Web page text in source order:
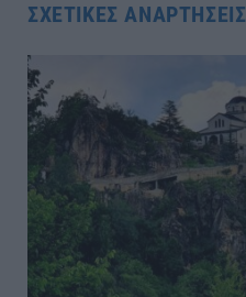
ΣΧΕΤΙΚΈΣ ΑΝΑΡΤΉΣΕΙΣ